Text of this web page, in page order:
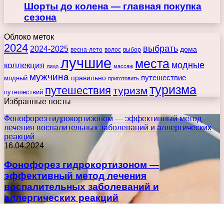
Шорты до колена — главная покупка
сезона
Облоко меток
2024 2024-2025 весна-лето волос выбор выбрать дома
коллекция лицо лучшие массаж места модные
модный мужчина правильно приготовить путешествие
путешествий путешествия туризм туризма
Избранные посты
Фонофорез гидрокортизоном — эффективный метод
лечения воспалительных заболеваний и аллергических
реакций
16.04.2024
Фонофорез гидрокортизоном —
эффективный метод лечения
воспалительных заболеваний и
аллергических реакций